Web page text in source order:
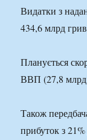
Видатки з
434,6 млрд
Планується
ВВП (27,8 млрд
Також
прибуток з 21%